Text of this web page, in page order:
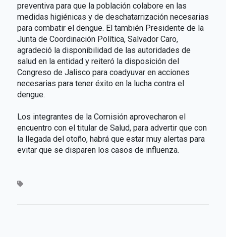
preventiva para que la población colabore en las
medidas higiénicas y de deschatarrización necesarias
para combatir el dengue. El también Presidente de la
Junta de Coordinación Política, Salvador Caro,
agradeció la disponibilidad de las autoridades de
salud en la entidad y reiteró la disposición del
Congreso de Jalisco para coadyuvar en acciones
necesarias para tener éxito en la lucha contra el
dengue.
Los integrantes de la Comisión aprovecharon el
encuentro con el titular de Salud, para advertir que con
la llegada del otoño, habrá que estar muy alertas para
evitar que se disparen los casos de influenza.